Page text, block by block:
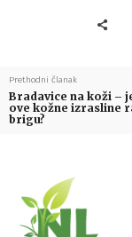
Prethodni članak
Bradavice na koži –
ove kožne izrasline
brigu?